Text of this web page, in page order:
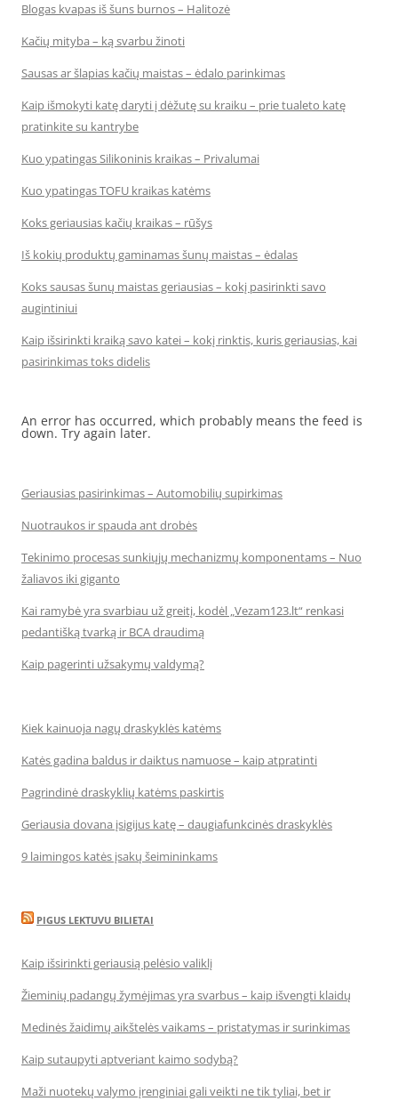
Blogas kvapas iš šuns burnos – Halitozė
Kačių mityba – ką svarbu žinoti
Sausas ar šlapias kačių maistas – ėdalo parinkimas
Kaip išmokyti katę daryti į dėžutę su kraiku – prie tualeto katę
pratinkite su kantrybe
Kuo ypatingas Silikoninis kraikas – Privalumai
Kuo ypatingas TOFU kraikas katėms
Koks geriausias kačių kraikas – rūšys
Iš kokių produktų gaminamas šunų maistas – ėdalas
Koks sausas šunų maistas geriausias – kokį pasirinkti savo
augintiniui
Kaip išsirinkti kraiką savo katei – kokį rinktis, kuris geriausias, kai
pasirinkimas toks didelis
An error has occurred, which probably means the feed is
down. Try again later.
Geriausias pasirinkimas – Automobilių supirkimas
Nuotraukos ir spauda ant drobės
Tekinimo procesas sunkiųjų mechanizmų komponentams – Nuo
žaliavos iki giganto
Kai ramybė yra svarbiau už greitį, kodėl „Vezam123.lt“ renkasi
pedantišką tvarką ir BCA draudimą
Kaip pagerinti užsakymų valdymą?
Kiek kainuoja nagų draskyklės katėms
Katės gadina baldus ir daiktus namuose – kaip atpratinti
Pagrindinė draskyklių katėms paskirtis
Geriausia dovana įsigijus katę – daugiafunkcinės draskyklės
9 laimingos katės įsakų šeimininkams
PIGUS LEKTUVU BILIETAI
Kaip išsirinkti geriausią pelėsio valiklį
Žieminių padangų žymėjimas yra svarbus – kaip išvengti klaidų
Medinės žaidimų aikštelės vaikams – pristatymas ir surinkimas
Kaip sutaupyti aptveriant kaimo sodybą?
Maži nuotekų valymo įrenginiai gali veikti ne tik tyliai, bet ir